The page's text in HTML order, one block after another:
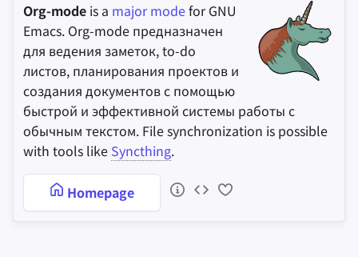
Org-mode is a major modefor GNU
Emacs. Org-mode предназначен
для ведения заметок, to-do
листов, планирования проектов и
создания документов с помощью
быстрой и эффективной системы работы с
обычным текстом. File synchronization is possible
with tools like Syncthing.
Homepage